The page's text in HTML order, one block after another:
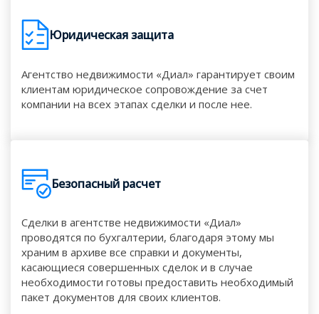
Юридическая защита
Агентство недвижимости «Диал» гарантирует своим
клиентам юридическое сопровождение за счет
компании на всех этапах сделки и после нее.
Безопасный расчет
Сделки в агентстве недвижимости «Диал»
проводятся по бухгалтерии, благодаря этому мы
храним в архиве все справки и документы,
касающиеся совершенных сделок и в случае
необходимости готовы предоставить необходимый
пакет документов для своих клиентов.